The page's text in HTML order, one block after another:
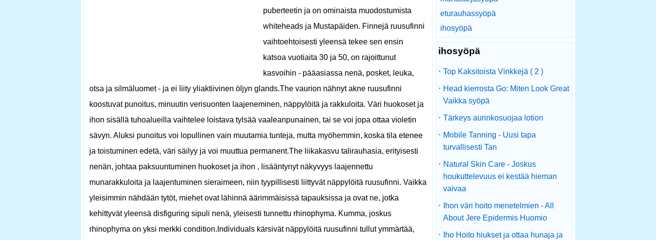
puberteetin ja on ominaista muodostumista
whiteheads ja Mustapäiden. Finnejä ruusufinni
vaihtoehtoisesti yleensä tekee sen ensin
katsoa vuotiaita 30 ja 50, on rajoittunut
kasvoihin - pääasiassa nenä, posket, leuka,
otsa ja silmäluomet - ja ei liity yliaktiivinen öljyn glands.The vaurion nähnyt akne ruusufinni
koostuvat punoitus, minuutin verisuonten laajeneminen, näppylöitä ja rakkuloita. Väri huokoset ja
ihon sisällä tuhoalueilla vaihtelee loistava tylsää vaaleanpunainen, tai se voi jopa ottaa violetin
sävyn. Aluksi punoitus voi lopullinen vain muutamia tunteja, mutta myöhemmin, koska tila etenee
ja toistuminen edetä, väri säilyy ja voi muuttua permanent.The liikakasvu talirauhasia, erityisesti
nenän, johtaa paksuuntuminen huokoset ja ihon , lisääntynyt näkyvyys laajennettu
munarakkuloita ja laajentuminen sieraimeen, niin tyypillisesti liittyvät näppylöitä ruusufinni. Vaikka
yleisimmin nähdään tytöt, miehet ovat lähinnä äärimmäisissä tapauksissa ja ovat ne, jotka
kehittyvät yleensä disfiguring sipuli nenä, yleisesti tunnettu rhinophyma. Kumma, joskus
rhinophyma on yksi merkki condition.Individuals kärsivät näppylöitä ruusufinni tullut ymmärtää,
eturauhassyöpä
ihosyöpä
ihosyöpä
· Top Kaksitoista Vinkkejä ( 2 )
· Head kierrosta Go: Miten Look Great
Vaikka syöpä
· Tärkeys aurinkosuojaa lotion
· Mobile Tanning - Uusi tapa
turvallisesti Tan
· Natural Skin Care - Joskus
houkuttelevuus ei kestää hieman
vaivaa
·
Ihon väri hoito menetelmien - All
About Jere Epidermis Huomio
·
Iho Hoito hiukset ja ottaa hunaja ja